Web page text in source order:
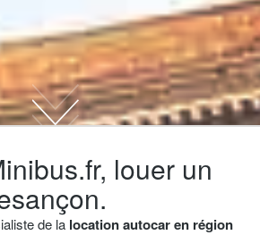
louer un
de la location autocar en région